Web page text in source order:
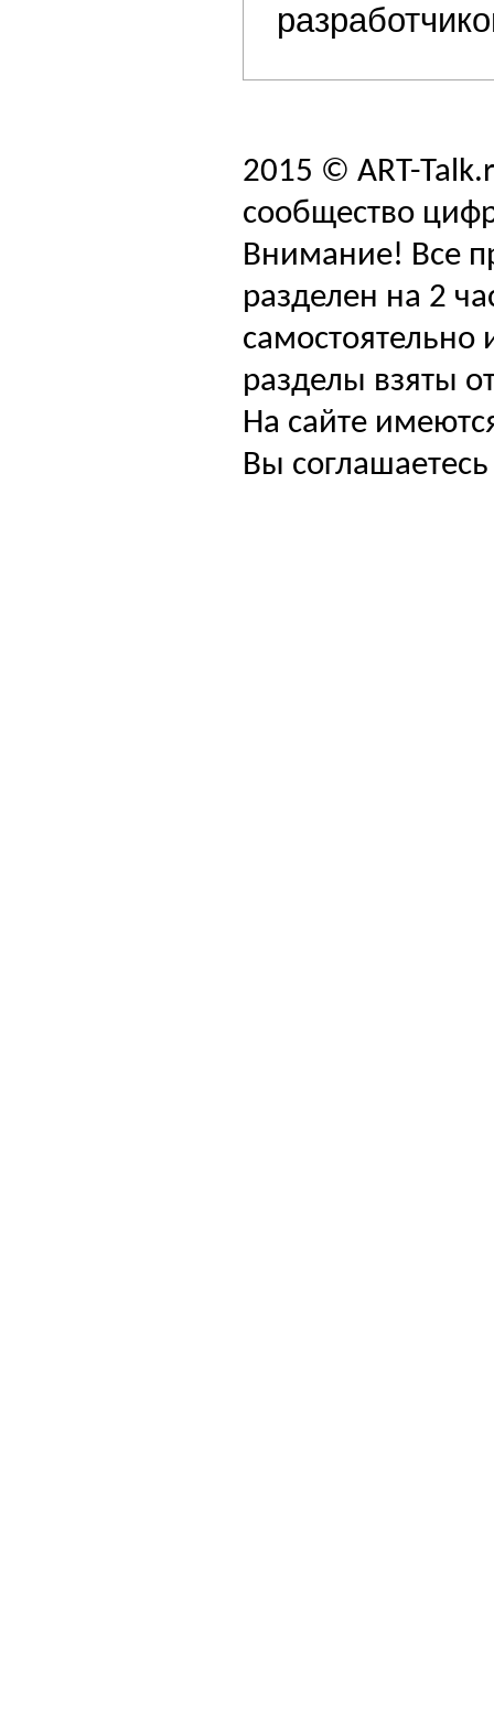
2015 © ART-
сообщество
Внимание! Все
разделен на 2
самостоятельно
разделы взяты
На сайте
Вы